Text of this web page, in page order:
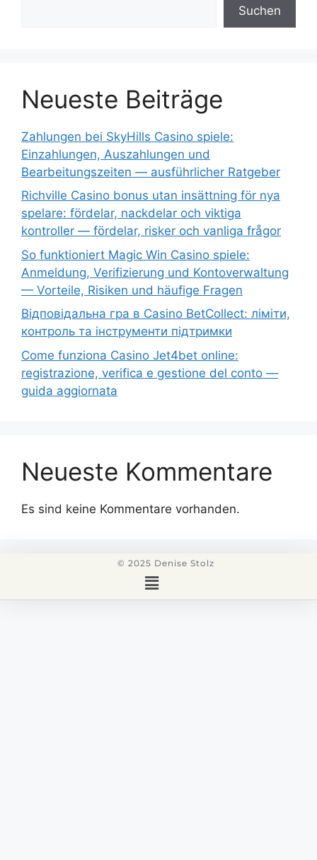
Suchen
Neueste Beiträge
Zahlungen bei SkyHills Casino spiele:
Einzahlungen, Auszahlungen und
Bearbeitungszeiten — ausführlicher Ratgeber
Richville Casino bonus utan insättning för nya
spelare: fördelar, nackdelar och viktiga
kontroller — fördelar, risker och vanliga frågor
So funktioniert Magic Win Casino spiele:
Anmeldung, Verifizierung und Kontoverwaltung
— Vorteile, Risiken und häufige Fragen
Відповідальна гра в Casino BetCollect: ліміти,
контроль та інструменти підтримки
Come funziona Casino Jet4bet online:
registrazione, verifica e gestione del conto —
guida aggiornata
Neueste Kommentare
Es sind keine Kommentare vorhanden.
© 2025 Denise Stolz